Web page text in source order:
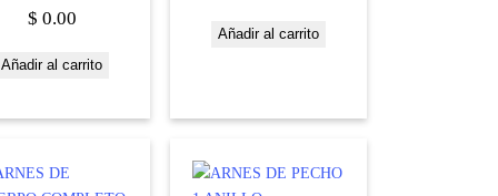
$ 0.00
Añadir al carrito
Añadir al carrito